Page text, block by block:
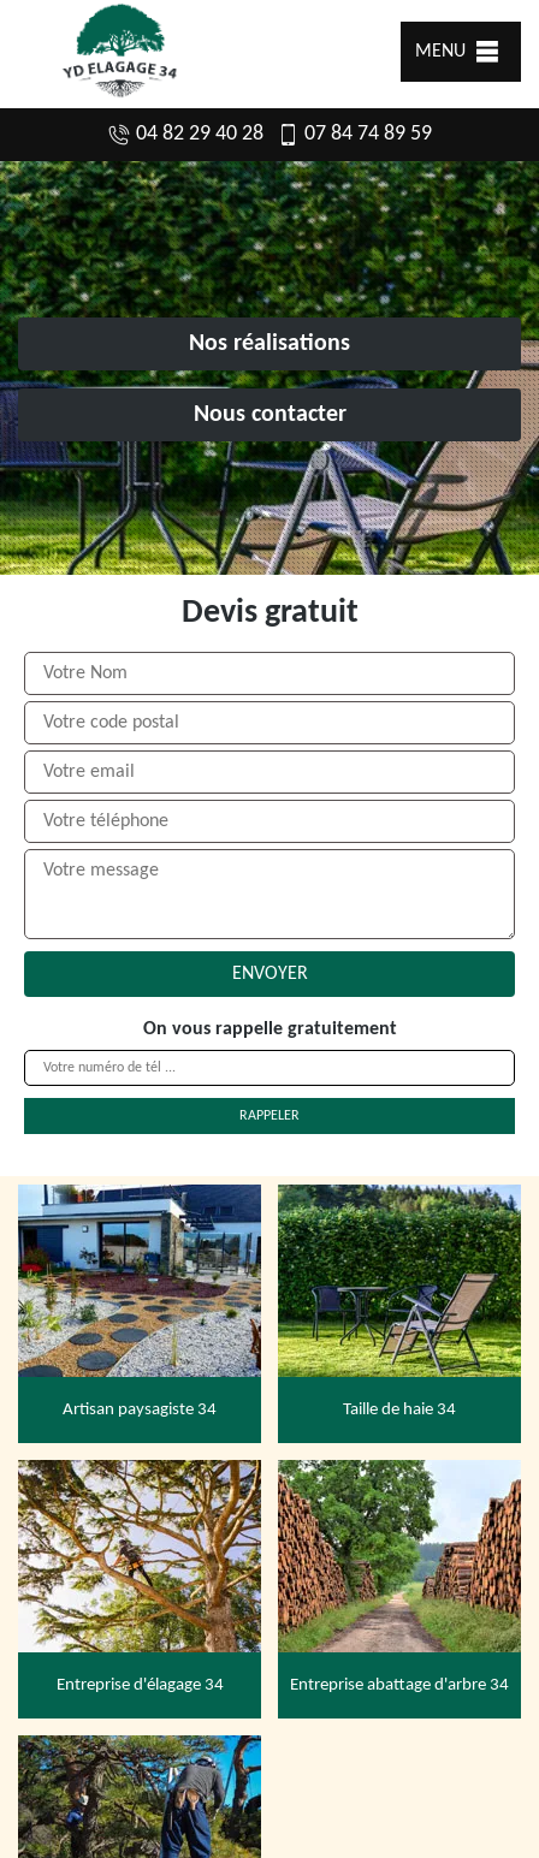
MENU
04 82 29 40 28 07 84 74 89 59
Nos réalisations
Nous contacter
Devis gratuit
On vous rappelle gratuitement
Artisan paysagiste 34 Taille de haie 34
Entreprise d'élagage 34 Entreprise abattage d'arbre 34